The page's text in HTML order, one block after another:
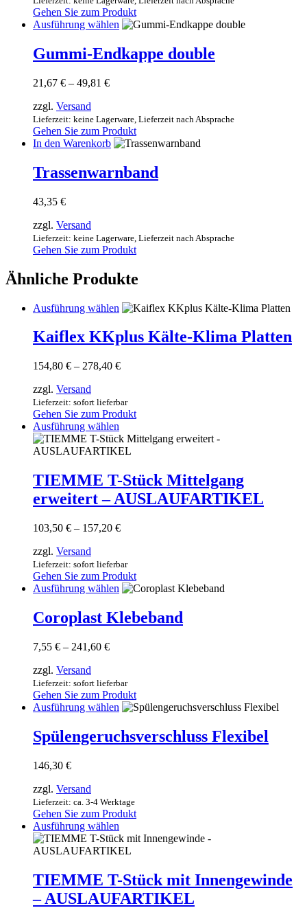
können
auf
der
gewählt
werden
Gehen Sie zum Produkt
Ausführung wählen Dieses
weist
mehrere
können
auf
der
gewählt
werden
Gummi-Endkappe double
21,67 € – 49,81 €Preisspanne:
49,81 €
zzgl. Versand
Lieferzeit: keine Lagerware, Lieferzeit nach Absprache
Gehen Sie zum Produkt
In den Warenkorb
Trassenwarnband
43,35 €
zzgl. Versand
Lieferzeit: keine Lagerware, Lieferzeit nach Absprache
Gehen Sie zum Produkt
Ähnliche Produkte
Ausführung wählen Dieses
weist
mehrere
können
auf
Produktseite
gewählt
Kaiflex KKplus Kälte-Klima Platten
154,80 € – 278,40 €Preisspanne:
278,40 €
zzgl. Versand
Lieferzeit: sofort lieferbar
Gehen Sie zum Produkt
Ausführung wählen
Produkt
weist
Varianten
auf.
Die
können
Produktseite
gewählt
werden
TIEMME T-Stück Mittelgang
erweitert – AUSLAUFARTIKEL
103,50 € – 157,20 €Preisspanne:
157,20 €
zzgl. Versand
Lieferzeit: sofort lieferbar
Gehen Sie zum Produkt
Ausführung wählen Dieses
weist
mehrere
können
auf
der
gewählt
werden
Coroplast Klebeband
7,55 € – 241,60 €Preisspanne:
241,60 €
zzgl. Versand
Lieferzeit: sofort lieferbar
Gehen Sie zum Produkt
Ausführung wählen Dieses
weist
mehrere
können
auf
Produktseite
gewählt
Spülengeruchsverschluss Flexibel
146,30 €
zzgl. Versand
Lieferzeit: ca. 3-4 Werktage
Gehen Sie zum Produkt
Ausführung wählen
Produkt
weist
Varianten
auf.
Die
TIEMME T-Stück mit Innengewinde
– AUSLAUFARTIKEL